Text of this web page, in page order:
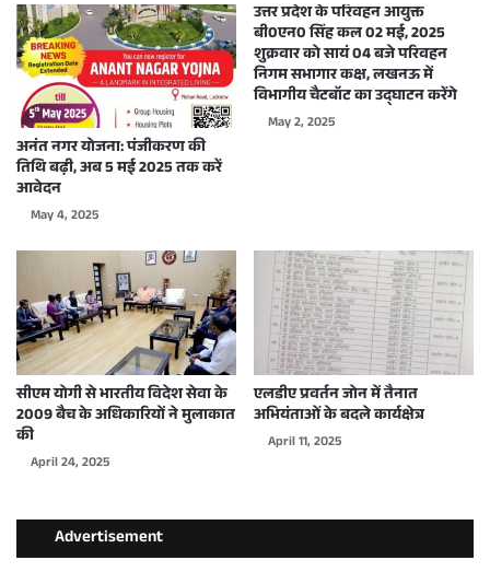
अनंत नगर योजना: पंजीकरण की
तिथि बढ़ी, अब 5 मई 2025 तक करें
आवेदन
May 4, 2025
उत्तर प्रदेश के परिवहन आयुक्त
बी0एन0 सिंह कल 02 मई, 2025
शुक्रवार को सायं 04 बजे परिवहन
निगम सभागार कक्ष, लखनऊ में
विभागीय चैटबॉट का उद्घाटन करेंगे
May 2, 2025
सीएम योगी से भारतीय विदेश सेवा के
2009 बैच के अधिकारियों ने मुलाकात
की
April 24, 2025
एलडीए प्रवर्तन जोन में तैनात
अभियंताओं के बदले कार्यक्षेत्र
April 11, 2025
Advertisement